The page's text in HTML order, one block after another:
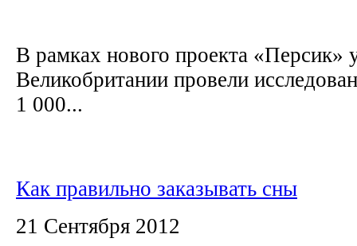
В рамках нового проекта «Персик»
Великобритании провели
1 000...
Как правильно заказывать сны
21 Сентября 2012